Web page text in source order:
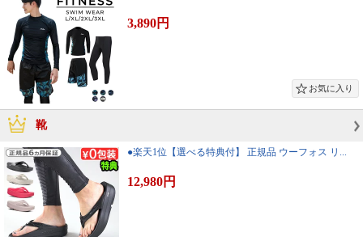
3,890円
靴
●楽天1位【選べる特典付】 正規品 ウーフォス リ...
12,980円